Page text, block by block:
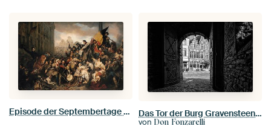
Episode der Septembertage 1830, auf dem Grand Place von Brüssel, Gustave Wappers Das Tor der Burg Gravensteen in Gent.
von Don Fonzarelli